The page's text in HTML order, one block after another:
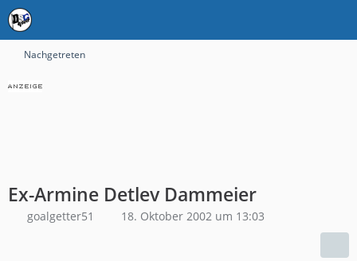
Nachgetreten
Ex-Armine Detlev Dammeier
goalgetter51 18. Oktober 2002 um 13:03